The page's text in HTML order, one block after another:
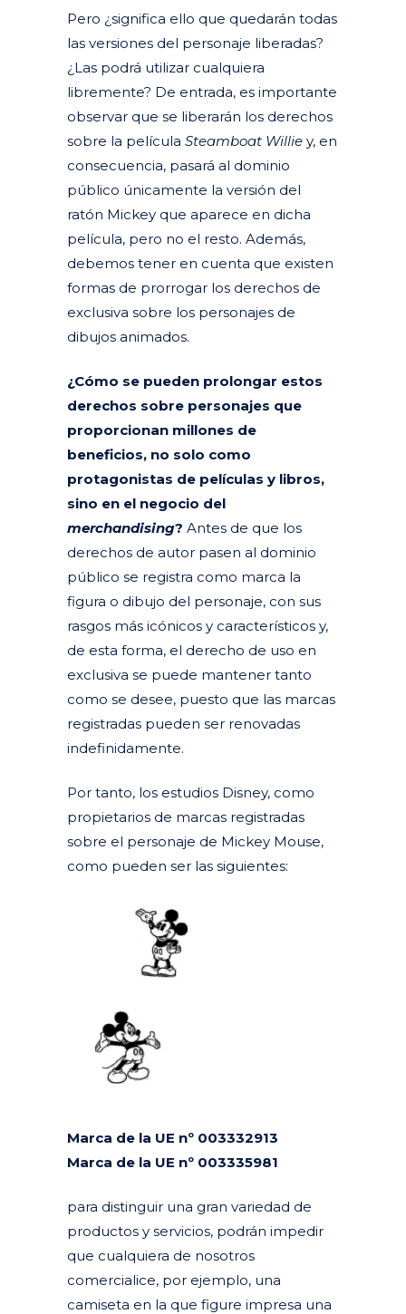
Pero ¿significa ello que quedarán todas
las versiones del personaje liberadas?
¿Las podrá utilizar cualquiera
libremente? De entrada, es importante
observar que se liberarán los derechos
sobre la película Steamboat Willie y, en
consecuencia, pasará al dominio
público únicamente la versión del
ratón Mickey que aparece en dicha
película, pero no el resto. Además,
debemos tener en cuenta que existen
formas de prorrogar los derechos de
exclusiva sobre los personajes de
dibujos animados.
¿Cómo se pueden prolongar estos
derechos sobre personajes que
proporcionan millones de
beneficios, no solo como
protagonistas de películas y libros,
sino en el negocio del
merchandising? Antes de que los
derechos de autor pasen al dominio
público se registra como marca la
figura o dibujo del personaje, con sus
rasgos más icónicos y característicos y,
de esta forma, el derecho de uso en
exclusiva se puede mantener tanto
como se desee, puesto que las marcas
registradas pueden ser renovadas
indefinidamente.
Por tanto, los estudios Disney, como
propietarios de marcas registradas
sobre el personaje de Mickey Mouse,
como pueden ser las siguientes:
Marca de la UE nº 003332913
Marca de la UE nº 003335981
para distinguir una gran variedad de
productos y servicios, podrán impedir
que cualquiera de nosotros
comercialice, por ejemplo, una
camiseta en la que figure impresa una